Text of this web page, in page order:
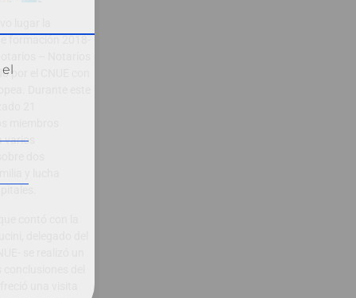
por el CNUE con
Durante este
miembros
y lucha